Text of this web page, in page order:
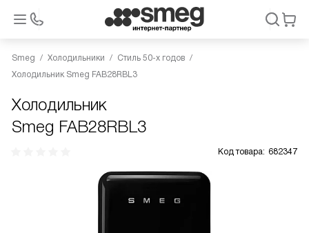
Smeg Холодильники
Стиль 50-х годов
Холодильник Smeg FAB28RBL3
Холодильник
Smeg FAB28RBL3
Код товара: 682347